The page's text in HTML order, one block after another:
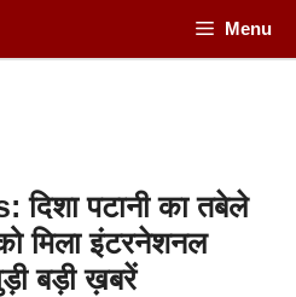
Menu
पटानी का तबेले
मिला इंटरनेशनल
बड़ी ख़बरें